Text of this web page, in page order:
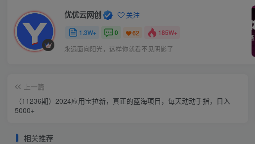
优优云网创 关注
1.3W+ 0 62 185W+
永远面向阳光，这样你就看不见阴影了
上一篇
（11236期）2024应用宝拉新，真正的蓝海项目，每天动动手指，日入
5000+
相关推荐